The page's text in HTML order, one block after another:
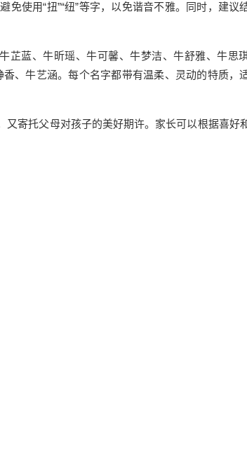
使用“扭”“纽”等字，以免谐音不雅。同时，建议
芷蓝、牛昕瑶、牛可馨、牛梦洁、牛舒雅、牛思
、牛艺涵。每个名字都带有温柔、灵动的特质，
又寄托父母对孩子的美好期许。家长可以根据喜好